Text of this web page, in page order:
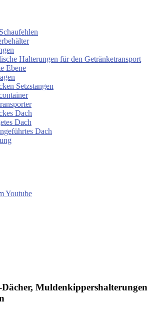
Halterungen für den Getränketransport
Ebene
Setzstangen
Dach
Dach
Dach
Youtube
Muldenkippershalterungen